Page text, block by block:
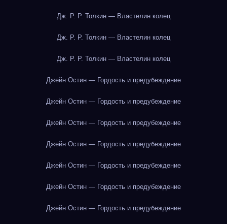
Дж. Р. Р. Толкин — Властелин колец
Дж. Р. Р. Толкин — Властелин колец
Дж. Р. Р. Толкин — Властелин колец
Джейн Остин — Гордость и предубеждение
Джейн Остин — Гордость и предубеждение
Джейн Остин — Гордость и предубеждение
Джейн Остин — Гордость и предубеждение
Джейн Остин — Гордость и предубеждение
Джейн Остин — Гордость и предубеждение
Джейн Остин — Гордость и предубеждение